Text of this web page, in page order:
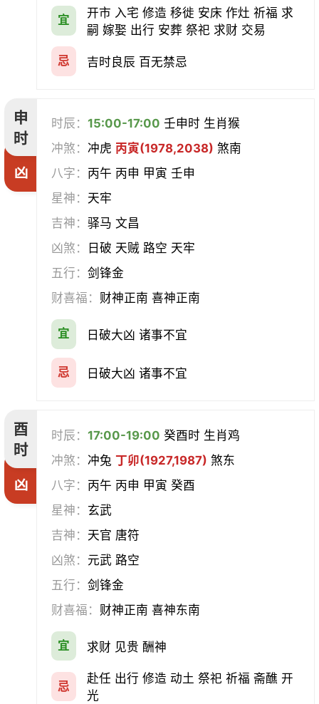
宜
开市 入宅 修造 移徙 安床 作灶 祈福 求
嗣 嫁娶 出行 安葬 祭祀 求财 交易
忌 吉时良辰 百无禁忌
申
时
凶
时辰：15:00-17:00 壬申时 生肖猴
冲煞：冲虎 丙寅(1978,2038) 煞南
八字： 丙午 丙申 甲寅 壬申
星神： 天牢
吉神：驿马 文昌
凶煞：
日破 天贼 路空 天牢
五行：剑锋金
财喜福： 财神正南 喜神正南
宜 日破大凶 诸事不宜
忌 日破大凶 诸事不宜
酉
时
凶
时辰：17:00-19:00 癸酉时 生肖鸡
冲煞：冲兔 丁卯(1927,1987) 煞东
八字： 丙午 丙申 甲寅 癸酉
星神： 玄武
吉神： 天官 唐符
凶煞： 元武 路空
五行：剑锋金
财喜福： 财神正南 喜神东南
宜 求财 见贵 酬神
忌
赴任 出行 修造 动土 祭祀 祈福 斋醮 开
光